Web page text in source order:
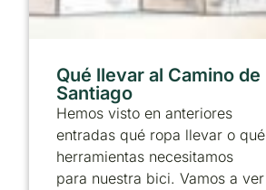
Qué llevar al Camino de
Santiago
Hemos visto en anteriores
entradas qué ropa llevar o qué
herramientas necesitamos
para nuestra bici. Vamos a ver